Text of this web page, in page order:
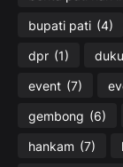
bupati pati (4)
dpr (1)
event (7)
gembong (6)
hankam (7)